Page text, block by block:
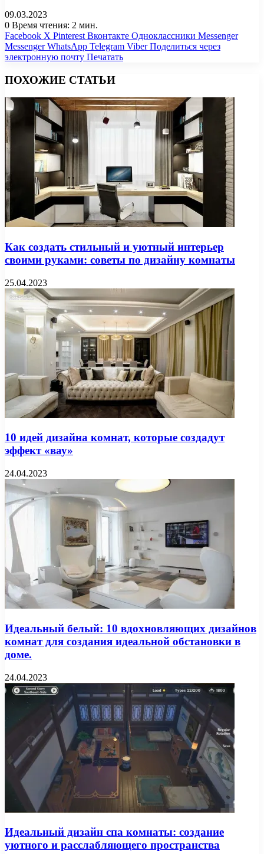
09.03.2023
0 Время чтения: 2 мин.
Facebook X Pinterest Вконтакте Одноклассники Messenger
Messenger WhatsApp Telegram Viber Поделиться через
электронную почту Печатать
ПОХОЖИЕ СТАТЬИ
Как создать стильный и уютный интерьер
своими руками: советы по дизайну комнаты
25.04.2023
10 идей дизайна комнат, которые создадут
эффект «вау»
24.04.2023
Идеальный белый: 10 вдохновляющих дизайнов
комнат для создания идеальной обстановки в
доме.
24.04.2023
Идеальный дизайн спа комнаты: создание
уютного и расслабляющего пространства